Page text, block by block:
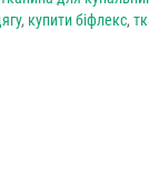
, купити біфлекс,